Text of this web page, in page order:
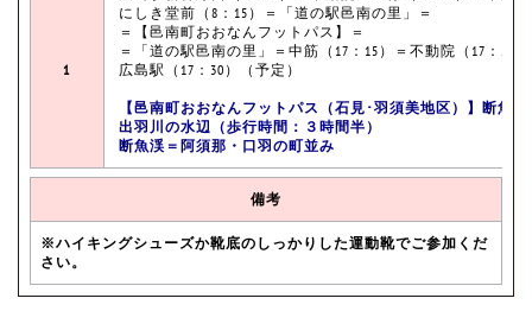
1
にしき堂前（8：15）＝「道の駅邑南の里」＝
＝【邑南町おおなんフットパス】＝
＝「道の駅邑南の里」＝中筋（17：15）＝不動院（17：20
広島駅（17：30）（予定）
【邑南町おおなんフットパス（石見･羽須美地区）】断魚渓
出羽川の水辺（歩行時間：３時間半）
断魚渓＝阿須那・口羽の町並み
備考
※ハイキングシューズか靴底のしっかりした運動靴でご参加くだ
さい。